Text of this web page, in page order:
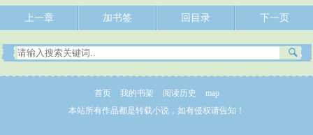
上一章 加书签 回目录 下一页
首页 我的书架 阅读历史
map
本站所有作品都是转载小说，如有侵权请告知！